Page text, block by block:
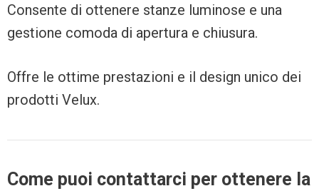
Consente di ottenere stanze luminose e una
gestione comoda di apertura e chiusura.
Offre le ottime prestazioni e il design unico dei
prodotti Velux.
Come puoi contattarci per ottenere la